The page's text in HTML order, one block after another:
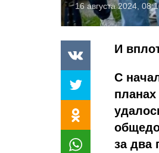
16 августа 2024,
И
С
за два